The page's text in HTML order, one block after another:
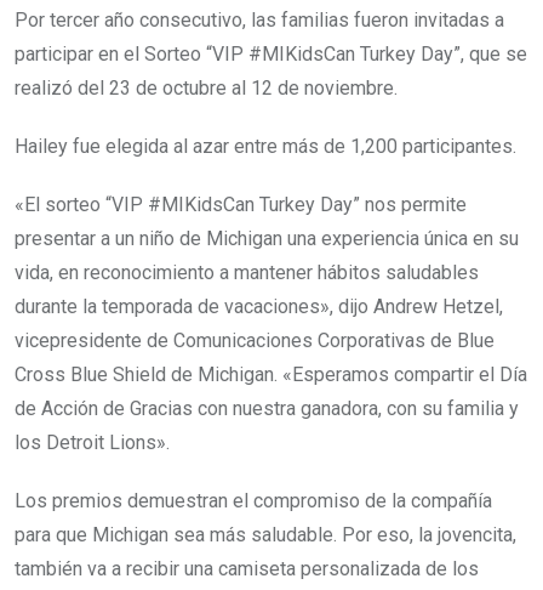
Por tercer año consecutivo, las familias fueron invitadas a
participar en el Sorteo “VIP #MIKidsCan Turkey Day”, que se
realizó del 23 de octubre al 12 de noviembre.
Hailey fue elegida al azar entre más de 1,200 participantes.
«El sorteo “VIP #MIKidsCan Turkey Day” nos permite
presentar a un niño de Michigan una experiencia única en su
vida, en reconocimiento a mantener hábitos saludables
durante la temporada de vacaciones», dijo Andrew Hetzel,
vicepresidente de Comunicaciones Corporativas de Blue
Cross Blue Shield de Michigan. «Esperamos compartir el Día
de Acción de Gracias con nuestra ganadora, con su familia y
los Detroit Lions».
Los premios demuestran el compromiso de la compañía
para que Michigan sea más saludable. Por eso, la jovencita,
también va a recibir una camiseta personalizada de los